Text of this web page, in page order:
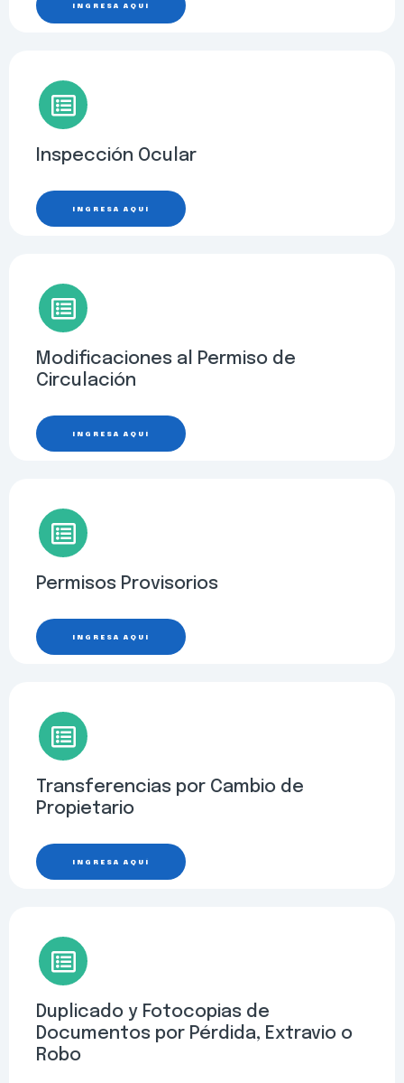
INGRESA AQUÍ
Inspección Ocular
INGRESA AQUÍ
Modificaciones al Permiso de
Circulación
INGRESA AQUÍ
Permisos Provisorios
INGRESA AQUÍ
Transferencias por Cambio de
Propietario
INGRESA AQUÍ
Duplicado y Fotocopias de
Documentos por Pérdida, Extravio o
Robo